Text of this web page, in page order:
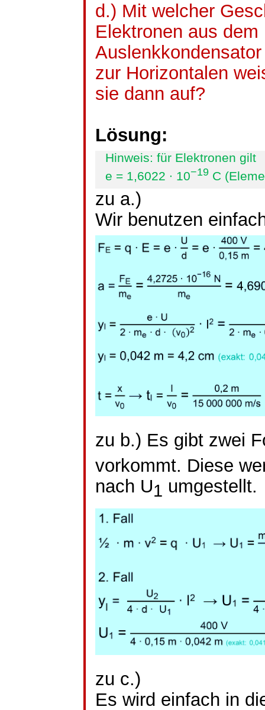
d.) Mit welcher
Elektronen aus dem
zur Horizontalen
sie dann auf?
Lösung:
Hinweis: für Elektronen gilt
e = 1,6022 ∙ 10−19 C
zu a.)
Wir benutzen
zu b.) Es gibt zwei
vorkommt. Diese
nach U1 umgestellt.
zu c.)
Es wird einfach in